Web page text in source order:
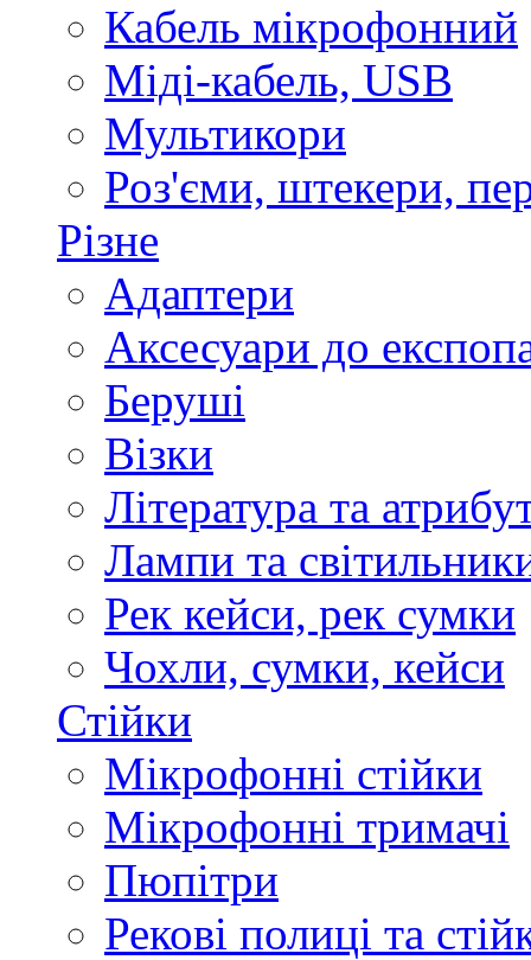
Кабель мікрофонний
Міді-кабель, USB
Мультикори
Роз'єми, штекери,
Різне
Адаптери
Аксесуари до
Беруші
Візки
Література та
Лампи та
Рек кейси, рек сумки
Чохли, сумки, кейси
Стійки
Мікрофонні стійки
Мікрофонні тримачі
Пюпітри
Рекові полиці та